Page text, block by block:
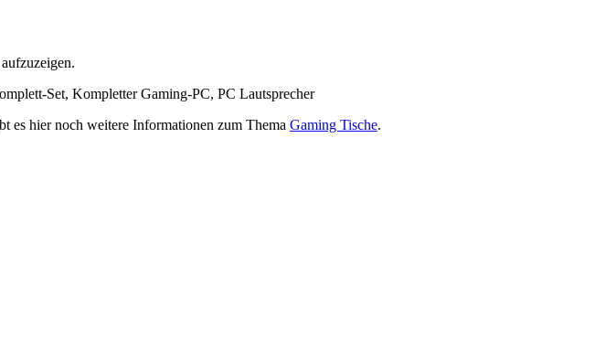
Set, Kompletter Gaming-PC, PC Lautsprecher
es hier noch weitere Informationen zum Thema Gaming Tische.